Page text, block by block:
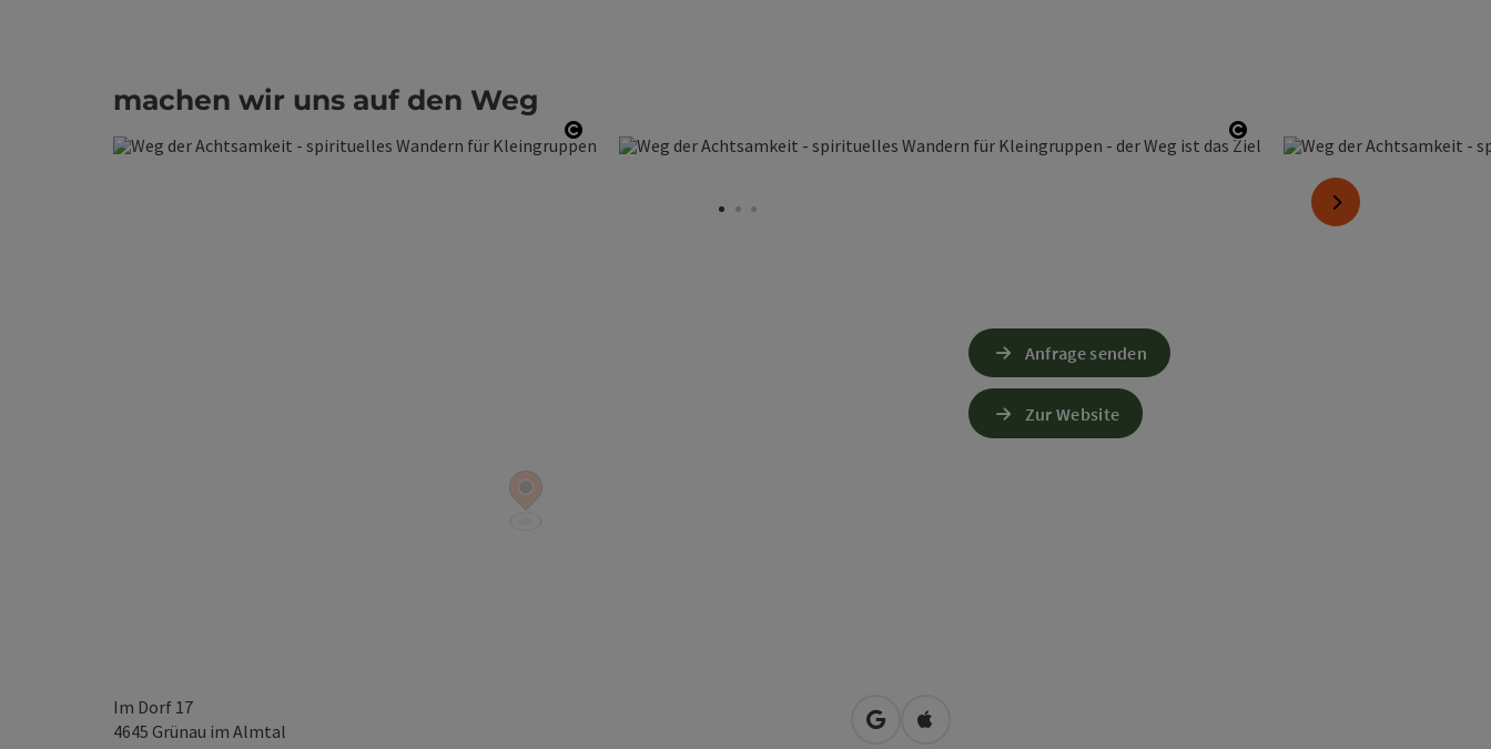
machen wir uns auf den Weg
Copyright öffnen Copyright öffnen
nächstes Element
Im Dorf 17
4645 Grünau im Almtal in Google Maps öffnen
in Apple Maps öffnen
Anfrage senden
Zur Website